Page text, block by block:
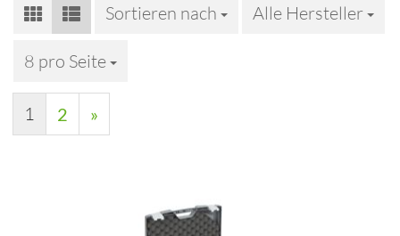
Sortieren nach
Sortieren nach Alle Hersteller
8 pro Seite
pro Seite
1 2 »